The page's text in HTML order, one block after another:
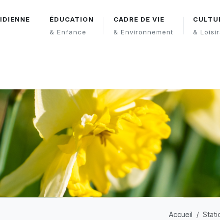
ÉDUCATION
& Enfance
CADRE DE VIE
& Environnement
&
Accueil